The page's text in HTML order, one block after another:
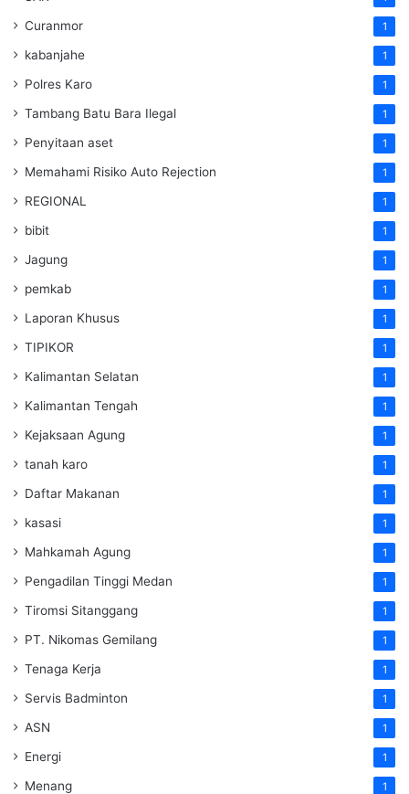
Curanmor 1
kabanjahe 1
Polres Karo 1
Tambang Batu Bara Ilegal 1
Penyitaan aset 1
Memahami Risiko Auto Rejection 1
REGIONAL 1
bibit 1
Jagung 1
pemkab 1
Laporan Khusus 1
TIPIKOR 1
Kalimantan Selatan 1
Kalimantan Tengah 1
Kejaksaan Agung 1
tanah karo 1
Daftar Makanan 1
kasasi 1
Mahkamah Agung 1
Pengadilan Tinggi Medan 1
Tiromsi Sitanggang 1
PT. Nikomas Gemilang 1
Tenaga Kerja 1
Servis Badminton 1
ASN 1
Energi 1
Menang 1